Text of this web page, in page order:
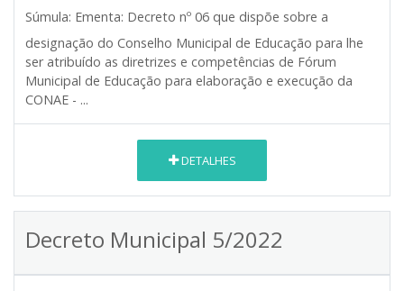
Súmula: Ementa: Decreto nº 06 que dispõe sobre a
designação do Conselho Municipal de Educação para lhe
ser atribuído as diretrizes e competências de Fórum
Municipal de Educação para elaboração e execução da
CONAE - ...
DETALHES
Decreto Municipal 5/2022